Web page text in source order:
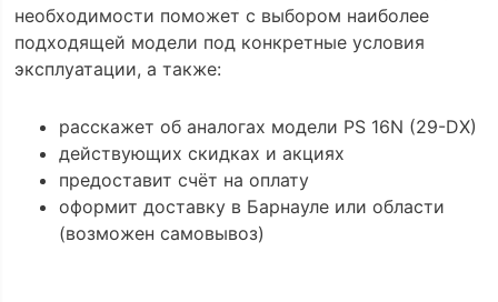
необходимости поможет с выбором наиболее
подходящей модели под конкретные условия
эксплуатации, а также:
расскажет об аналогах модели PS 16N (29-DX)
действующих скидках и акциях
предоставит счёт на оплату
оформит доставку в Барнауле или области
(возможен самовывоз)